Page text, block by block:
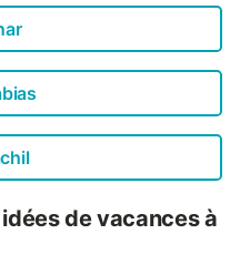
de vacances à